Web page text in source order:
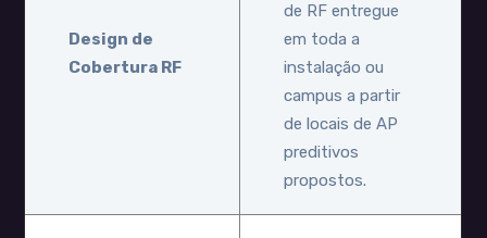
Design de
Cobertura RF
de RF entregue
em toda a
instalação ou
campus a partir
de locais de AP
preditivos
propostos.